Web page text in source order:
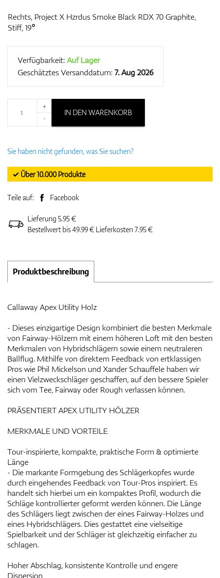
Rechts, Project X Hzrdus Smoke Black RDX 70 Graphite,
Stiff, 19°
Verfügbarkeit:Auf Lager
Geschätztes Versanddatum:7. Aug 2026
+
-
IN DEN WARENKORB
Sie haben nicht gefunden, was Sie suchen?
✓ Über 10.000 Produkte
Teile auf: Facebook
Lieferung 5.95 €
Bestellwert bis 49.99 € Lieferkosten 7.95 €
Produktbeschreibung
Callaway Apex Utility Holz
- Dieses einzigartige Design kombiniert die besten Merkmale
von Fairway-Hölzern mit einem höheren Loft mit den besten
Merkmalen von Hybridschlägern sowie einem neutraleren
Ballflug. Mithilfe von direktem Feedback von ertklassigen
Pros wie Phil Mickelson und Xander Schauffele haben wir
einen Vielzweckschläger geschaffen, auf den bessere Spieler
sich vom Tee, Fairway oder Rough verlassen können.
PRÄSENTIERT APEX UTILITY HÖLZER
MERKMALE UND VORTEILE
Tour-inspirierte, kompakte, praktische Form & optimierte
Länge
- Die markante Formgebung des Schlägerkopfes wurde
durch eingehendes Feedback von Tour-Pros inspiriert. Es
handelt sich hierbei um ein kompaktes Profil, wodurch die
Schläge kontrollierter geformt werden können. Die Länge
des Schlägers liegt zwischen der eines Fairway-Holzes und
eines Hybridschlägers. Dies gestattet eine vielseitige
Spielbarkeit und der Schläger ist gleichzeitig einfacher zu
schlagen.
Hoher Abschlag, konsistente Kontrolle und engere
Dispersion